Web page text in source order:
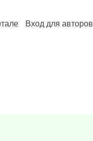
Вход для авторов